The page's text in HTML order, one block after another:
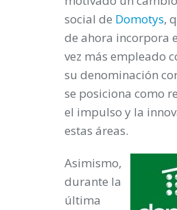
social de Domotys,
de ahora incorpora
vez más empleado
su denominación
se posiciona como
el impulso y la
estas áreas.
Asimismo,
durante la
última